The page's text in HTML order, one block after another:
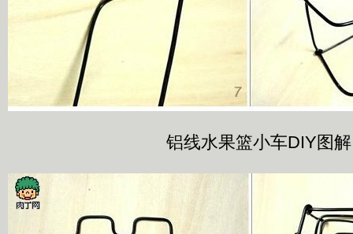
铝线水果篮小车DIY图解